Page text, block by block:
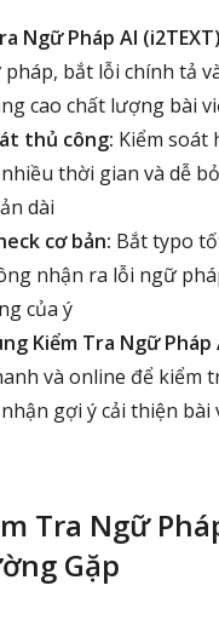
Ngữ Pháp AI
bắt lỗi chính tả
cao chất lượng bài
thủ công: Kiểm soát
thời gian và dễ
dài
cơ bản: Bắt typo
nhận ra lỗi ngữ
của ý
Kiểm Tra Ngữ Pháp
và online để kiểm
gợi ý cải thiện bài
Tra Ngữ
Gặp